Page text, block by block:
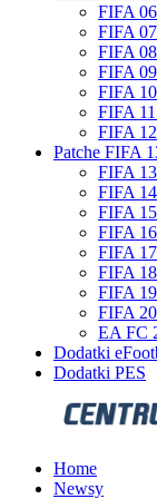
FIFA
FIFA
FIFA
FIFA
FIFA
FIFA
FIFA
Patche FIFA
FIFA
FIFA
FIFA
FIFA
FIFA
FIFA
FIFA
FIFA
EA FC
Dodatki
Dodatki PES
Home
Newsy